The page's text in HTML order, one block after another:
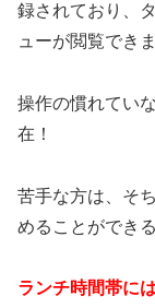
録されており、
ューが閲覧できま
操作の慣れてい
在！
苦手な方は、そ
めることができ
ランチ時間帯に